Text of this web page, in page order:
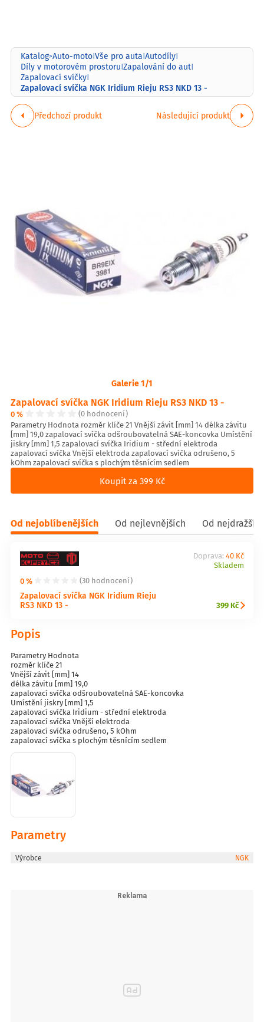
Katalog>Auto-moto|Vše pro auta|Autodíly|
Díly v motorovém prostoru|Zapalování do aut|
Zapalovací svíčky|
Zapalovací svíčka NGK Iridium Rieju RS3 NKD 13 -
Předchozí produkt Následující produkt
Galerie 1/1
Zapalovací svíčka NGK Iridium Rieju RS3 NKD 13 -
0 %
(0 hodnocení)
Parametry Hodnota rozměr klíče 21 Vnější závit [mm] 14 délka závitu
[mm] 19,0 zapalovací svíčka odšroubovatelná SAE-koncovka Umístění
jiskry [mm] 1,5 zapalovací svíčka Iridium - střední elektroda
zapalovací svíčka Vnější elektroda zapalovací svíčka odrušeno, 5
kOhm zapalovací svíčka s plochým těsnícím sedlem
Koupit za 399 Kč
Od nejoblíbenějších Od nejlevnějších Od
0 % (30 hodnocení)
Zapalovací svíčka NGK Iridium Rieju
RS3 NKD 13 -
Doprava: 40 Kč
Skladem
399 Kč
Popis
Parametry Hodnota
rozměr klíče 21
Vnější závit [mm] 14
délka závitu [mm] 19,0
zapalovací svíčka odšroubovatelná SAE-koncovka
Umístění jiskry [mm] 1,5
zapalovací svíčka Iridium - střední elektroda
zapalovací svíčka Vnější elektroda
zapalovací svíčka odrušeno, 5 kOhm
zapalovací svíčka s plochým těsnícím sedlem
Parametry
Výrobce NGK